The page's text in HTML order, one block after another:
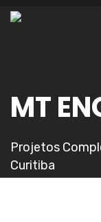
MT
Projetos
Curitiba